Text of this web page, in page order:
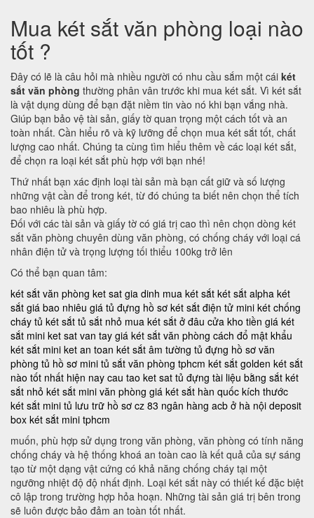
Mua két sắt văn phòng loại nào
tốt ?
Đây có lẽ là câu hỏi mà nhiều người có nhu cầu sắm một cái két
sắt văn phòng thường phân vân trước khi mua két sắt. Vì két sắt
là vật dụng dùng để bạn đặt niềm tin vào nó khi bạn vắng nhà.
Giúp bạn bảo vệ tài sản, giấy tờ quan trọng một cách tốt và an
toàn nhất. Cần hiểu rõ và kỹ lưỡng để chọn mua két sắt tốt, chất
lượng cao nhất. Chúng ta cùng tìm hiểu thêm về các loại két sắt,
để chọn ra loại két sắt phù hợp với bạn nhé!
Thứ nhất bạn xác định loại tài sản mà bạn cất giữ và số lượng
những vật cần để trong két, từ đó chúng ta biết nên chọn thể tích
bao nhiêu là phù hợp.
Đối với các tài sản và giấy tờ có giá trị cao thì nên chọn dòng két
sắt văn phòng chuyên dùng văn phòng, có chống cháy với loại cá
nhân điện tử và trọng lượng tối thiểu 100kg trở lên
Có thể bạn quan tâm:
két sắt văn phòng ket sat gia dinh mua két sắt két sắt alpha két
sắt giá bao nhiêu giá tủ đựng hồ sơ két sắt điện tử mini két chống
cháy tủ két sắt tủ sắt nhỏ mua két sắt ở đâu cửa kho tiền giá két
sắt mini ket sat van tay giá két sắt văn phòng cách đổ mật khẩu
két sắt mini ket an toan két sắt âm tường tủ đựng hồ sơ văn
phòng tủ hồ sơ mini tủ sắt văn phòng tphcm két sắt golden két sắt
nào tốt nhất hiện nay cau tao ket sat tủ đựng tài liệu bằng sắt két
sắt nhỏ két sắt mini văn phòng giá két sắt hàn quốc kích thước
két sắt mini tủ lưu trữ hồ sơ cz 83 ngân hàng acb ở hà nội deposit
box két sắt mini tphcm
muốn, phù hợp sử dụng trong văn phòng, văn phòng có tính năng
chống cháy và hệ thống khoá an toàn cao là kết quả của sự sáng
tạo từ một dạng vật cứng có khả năng chống cháy tại một
ngưỡng nhiệt độ độ nhất định. Loại két sắt này có thiết kế đặc biệt
cô lập trong trường hợp hỏa hoạn. Những tài sản giá trị bên trong
sẽ luôn được bảo đảm an toàn tốt nhất.